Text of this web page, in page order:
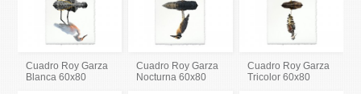
Cuadro Roy Garza
Blanca 60x80
Cuadro Roy Garza
Nocturna 60x80
Cuadro Roy Garza
Tricolor 60x80